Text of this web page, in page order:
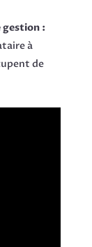
gestion :
à
de